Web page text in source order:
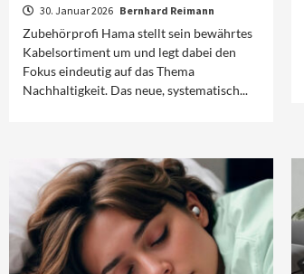
30. Januar 2026 Bernhard Reimann
Zubehörprofi Hama stellt sein bewährtes
Kabelsortiment um und legt dabei den
Fokus eindeutig auf das Thema
Nachhaltigkeit. Das neue, systematisch...